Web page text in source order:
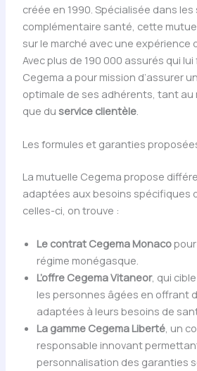
créée en 1990. Spécialisée dans
complémentaire santé, cette
sur le marché avec une expérience
Avec plus de 190 000 assurés qui
Cegema a pour mission d’assurer
optimale de ses adhérents, tant au
que du service clientèle.
Les formules et garanties
La mutuelle Cegema propose
adaptées aux besoins spécifiques
celles-ci, on trouve :
Le contrat Cegema Monacopour
régime monégasque.
L’offre Cegema Vitaneor, qui
les personnes âgées en offrant
adaptées à leurs besoins de
La gamme Cegema Liberté, un
responsable innovant
personnalisation des garanties